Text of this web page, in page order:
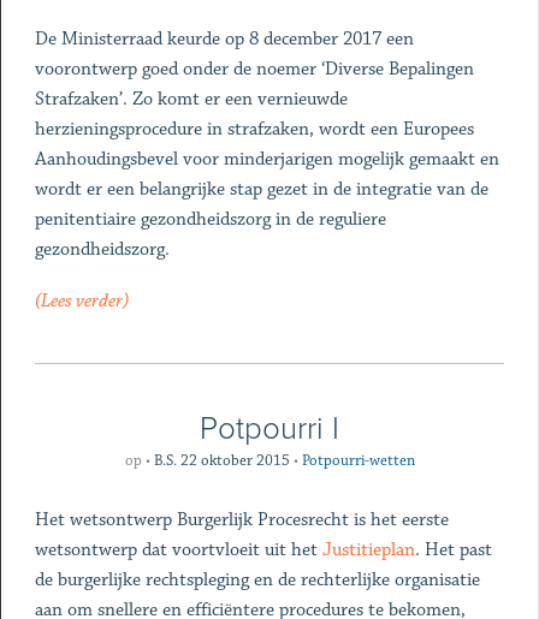
De Ministerraad keurde op 8 december 2017 een
voorontwerp goed onder de noemer ‘Diverse Bepalingen
Strafzaken’. Zo komt er een vernieuwde
herzieningsprocedure in strafzaken, wordt een Europees
Aanhoudingsbevel voor minderjarigen mogelijk gemaakt en
wordt er een belangrijke stap gezet in de integratie van de
penitentiaire gezondheidszorg in de reguliere
gezondheidszorg.
(Lees verder)
Potpourri I
op •B.S. 22 oktober 2015 •Potpourri-wetten
Het wetsontwerp Burgerlijk Procesrecht is het eerste
wetsontwerp dat voortvloeit uit het Justitieplan. Het past
de burgerlijke rechtspleging en de rechterlijke organisatie
aan om snellere en efficiëntere procedures te bekomen,